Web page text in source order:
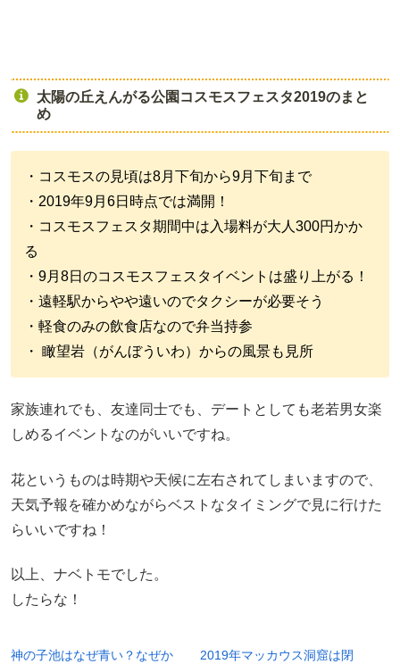
太陽の丘えんがる公園コスモスフェスタ2019のまと
め
・コスモスの見頃は8月下旬から9月下旬まで
・2019年9月6日時点では満開！
・コスモスフェスタ期間中は入場料が大人300円かか
る
・9月8日のコスモスフェスタイベントは盛り上がる！
・遠軽駅からやや遠いのでタクシーが必要そう
・軽食のみの飲食店なので弁当持参
・ 瞰望岩（がんぼういわ）からの風景も見所
家族連れでも、友達同士でも、デートとしても老若男女楽
しめるイベントなのがいいですね。
花というものは時期や天候に左右されてしまいますので、
天気予報を確かめながらベストなタイミングで見に行けた
らいいですね！
以上、ナベトモでした。
したらな！
神の子池はなぜ青い？なぜか
2019年マッカウス洞窟は閉